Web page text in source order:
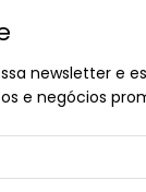
newsletter e
e negócios